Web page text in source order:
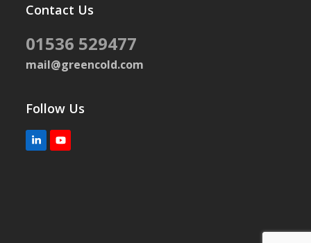
Contact Us
01536 529477
mail@greencold.com
Follow Us
LinkedInYouTube